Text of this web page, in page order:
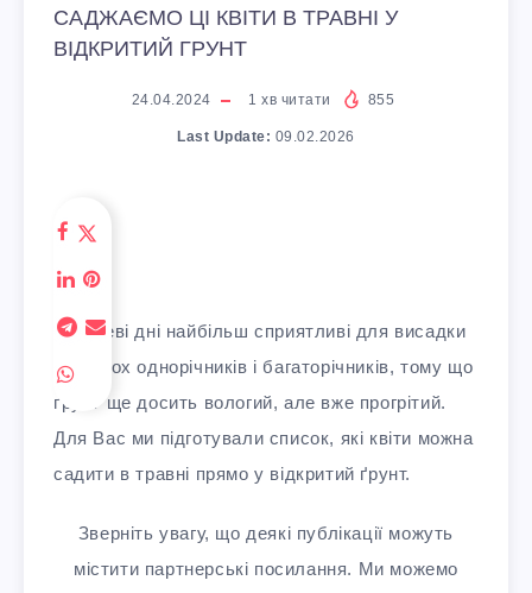
САДЖАЄМО ЦІ КВІТИ В ТРАВНІ У
ВІДКРИТИЙ ГРУНТ
24.04.2024 1 хв читати 855
Last Update: 09.02.2026
Травневі дні найбільш сприятливі для висадки
багатьох однорічників і багаторічників, тому що
ґрунт ще досить вологий, але вже прогрітий.
Для Вас ми підготували список, які квіти можна
садити в травні прямо у відкритий ґрунт.
Зверніть увагу, що деякі публікації можуть
містити партнерські посилання. Ми можемо